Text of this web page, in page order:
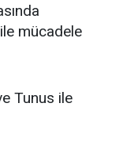
mücadele
Tunus ile